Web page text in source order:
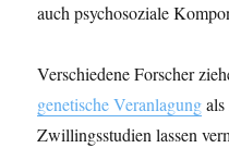
auch psychosoziale
Verschiedene Forscher
genetische Veranlagung
Zwillingsstudien lassen